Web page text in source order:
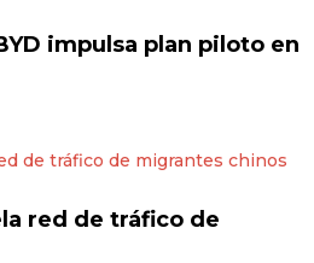
impulsa plan piloto en
red de tráfico de